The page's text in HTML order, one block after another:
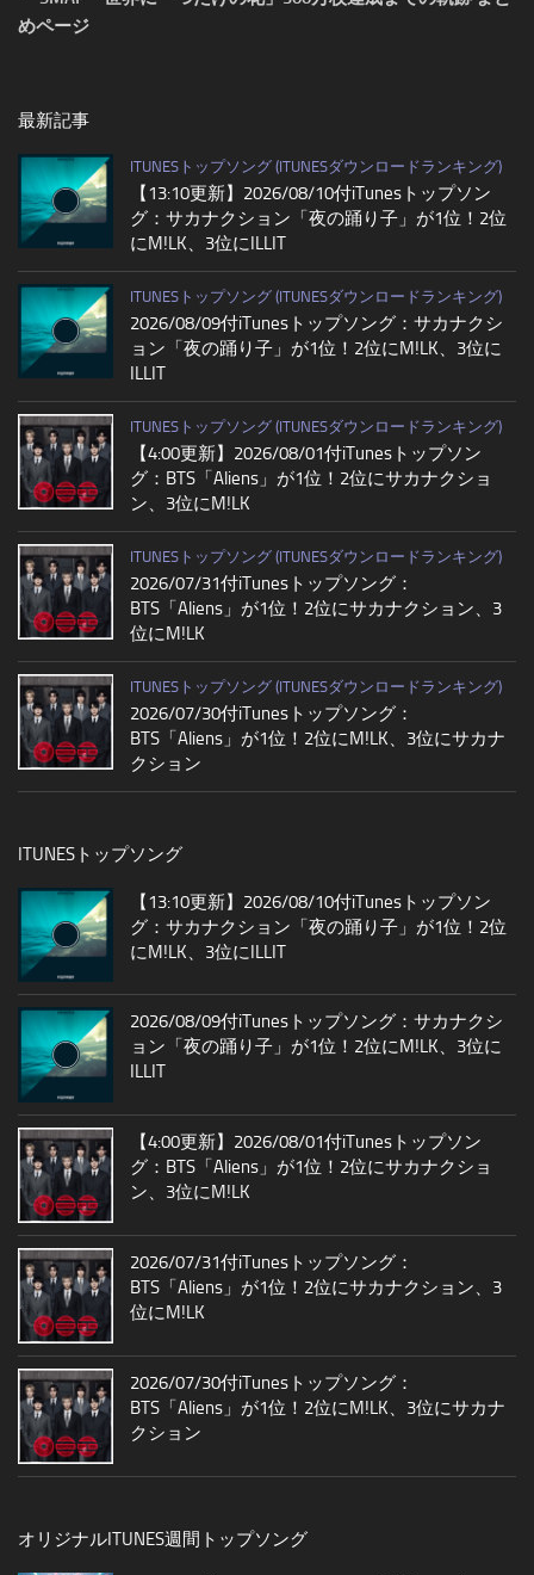
めページ
最新記事
ITUNESトップソング (ITUNESダウンロードランキング)
【13:10更新】2026/08/10付iTunesトップソン
グ：サカナクション「夜の踊り子」が1位！2位
にM!LK、3位にILLIT
ITUNESトップソング (ITUNESダウンロードランキング)
2026/08/09付iTunesトップソング：サカナクシ
ョン「夜の踊り子」が1位！2位にM!LK、3位に
ILLIT
ITUNESトップソング (ITUNESダウンロードランキング)
【4:00更新】2026/08/01付iTunesトップソン
グ：BTS「Aliens」が1位！2位にサカナクショ
ン、3位にM!LK
ITUNESトップソング (ITUNESダウンロードランキング)
2026/07/31付iTunesトップソング：
BTS「Aliens」が1位！2位にサカナクション、3
位にM!LK
ITUNESトップソング (ITUNESダウンロードランキング)
2026/07/30付iTunesトップソング：
BTS「Aliens」が1位！2位にM!LK、3位にサカナ
クション
ITUNESトップソング
【13:10更新】2026/08/10付iTunesトップソン
グ：サカナクション「夜の踊り子」が1位！2位
にM!LK、3位にILLIT
2026/08/09付iTunesトップソング：サカナクシ
ョン「夜の踊り子」が1位！2位にM!LK、3位に
ILLIT
【4:00更新】2026/08/01付iTunesトップソン
グ：BTS「Aliens」が1位！2位にサカナクショ
ン、3位にM!LK
2026/07/31付iTunesトップソング：
BTS「Aliens」が1位！2位にサカナクション、3
位にM!LK
2026/07/30付iTunesトップソング：
BTS「Aliens」が1位！2位にM!LK、3位にサカナ
クション
オリジナルITUNES週間トップソング